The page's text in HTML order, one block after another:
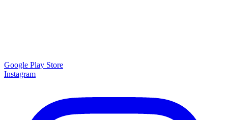
Google Play Store
Instagram